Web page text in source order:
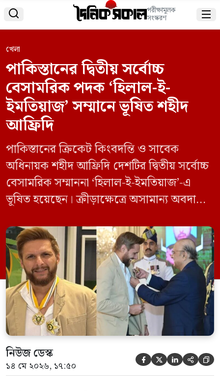
 পরীক্ষামূলক
সংস্করণ 
খেলা
পাকিস্তানের দ্বিতীয় সর্বোচ্চ
বেসামরিক পদক ‘হিলাল-ই-
ইমতিয়াজ’ সম্মানে ভূষিত শহীদ
আফ্রিদি
পাকিস্তানের ক্রিকেট কিংবদন্তি ও সাবেক
অধিনায়ক শহীদ আফ্রিদি দেশটির দ্বিতীয় সর্বোচ্চ
বেসামরিক সম্মাননা ‘হিলাল-ই-ইমতিয়াজ’-এ
ভূষিত হয়েছেন। ক্রীড়াক্ষেত্রে অসামান্য অবদানের
পাকিস্তানের রাষ্ট্রপতি ভবনে (আইওয়ান-এ-সদর)
আয়োজিত এক জমকালো অনুষ্ঠানে রাষ্ট্রপতি
আসিফ আলি জারদারি আফ্রিদির হাতে এ পদক
তুলে দেন। ২০০৯ সালের টি-টোয়েন্টি বিশ্বকাপ
জয়ে পাকিস্তানের ঐতিহাসিক সাফল্যে আফ্রিদির
অসামান্য ভূমিকার […]
নিউজ ডেস্ক
১৪ মে ২০২৬, ১৭:৫০     